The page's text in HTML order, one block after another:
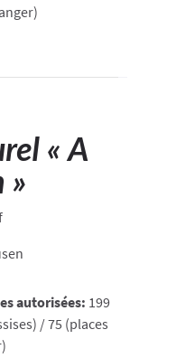
« A
»
autorisées: 199
/ 75 (places